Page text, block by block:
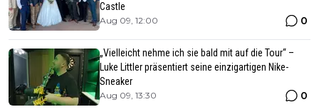
Castle
Aug 09, 12:00 0
„Vielleicht nehme ich sie bald mit auf die Tour“ –
Luke Littler präsentiert seine einzigartigen Nike-
Sneaker
Aug 09, 13:30 0